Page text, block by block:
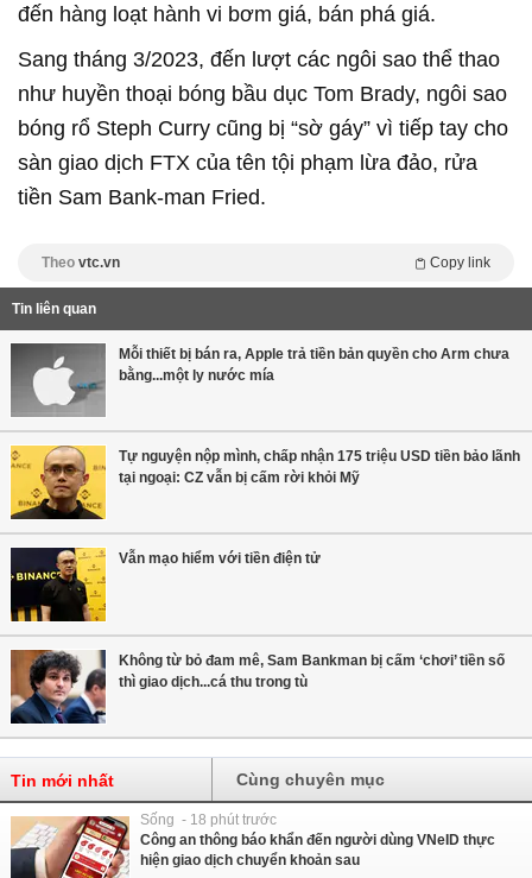
đến hàng loạt hành vi bơm giá, bán phá giá.
Sang tháng 3/2023, đến lượt các ngôi sao thể thao
như huyền thoại bóng bầu dục Tom Brady, ngôi sao
bóng rổ Steph Curry cũng bị “sờ gáy” vì tiếp tay cho
sàn giao dịch FTX của tên tội phạm lừa đảo, rửa
tiền Sam Bank-man Fried.
Theo vtc.vn Copy link
Tin liên quan
Mỗi thiết bị bán ra, Apple trả tiền bản quyền cho Arm chưa
bằng...một ly nước mía
Tự nguyện nộp mình, chấp nhận 175 triệu USD tiền bảo lãnh
tại ngoại: CZ vẫn bị cấm rời khỏi Mỹ
Vẫn mạo hiểm với tiền điện tử
Không từ bỏ đam mê, Sam Bankman bị cấm ‘chơi’ tiền số
thì giao dịch...cá thu trong tù
Tin mới nhất Cùng chuyên mục
Sống - 18 phút trước
Công an thông báo khẩn đến người dùng VNeID thực
hiện giao dịch chuyển khoản sau